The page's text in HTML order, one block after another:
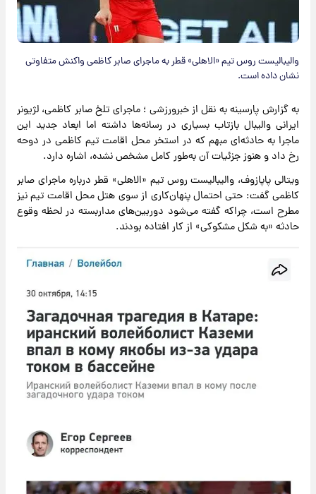
والیبالیست روس تیم «الاهلی» قطر به ماجرای صابر کاظمی واکنش متفاوتی
نشان داده است.
به گزارش پارسینه به نقل از خبرورزشی ؛ ماجرای تلخ صابر کاظمی، لژیونر
ایرانی والیبال بازتاب بسیاری در رسانه‌ها داشته اما ابعاد جدید این
ماجرا به حادثه‌ای مبهم که در استخر محل اقامت تیم کاظمی در دوحه
رخ داد و هنوز جزئیات آن به‌طور کامل مشخص نشده، اشاره دارد.
ویتالی پاپازوف، والیبالیست روس تیم «الاهلی» قطر درباره ماجرای صابر
کاظمی گفت: حتی احتمال پنهان‌کاری از سوی هتل محل اقامت تیم نیز
مطرح است، چراکه گفته می‌شود دوربین‌های مداربسته در لحظه وقوع
حادثه «به شکل مشکوکی» از کار افتاده بودند.